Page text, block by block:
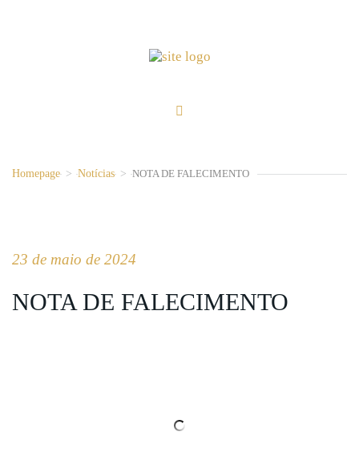
Homepage > Notícias > NOTA DE FALECIMENTO
23 de maio de 2024
NOTA DE FALECIMENTO